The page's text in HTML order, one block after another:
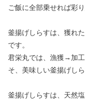
ご飯に全部乗せれば彩
釜揚げしらすは、獲れ
です。
君栄丸では、漁獲→加
そ、美味しい釜揚げし
釜揚げしらすは、天然